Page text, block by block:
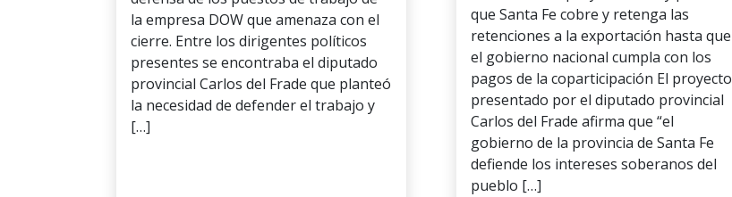
la empresa DOW que amenaza con el
cierre. Entre los dirigentes políticos
presentes se encontraba el diputado
provincial Carlos del Frade que planteó
la necesidad de defender el trabajo y
[…]
que Santa Fe cobre y retenga las
retenciones a la exportación hasta que
el gobierno nacional cumpla con los
pagos de la coparticipación El proyecto
presentado por el diputado provincial
Carlos del Frade afirma que “el
gobierno de la provincia de Santa Fe
defiende los intereses soberanos del
pueblo […]